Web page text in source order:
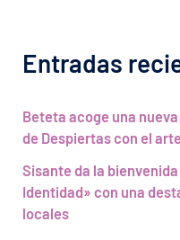
Entradas
Beteta acoge una
de Despiertas con el
Sisante da la
Identidad» con una
locales